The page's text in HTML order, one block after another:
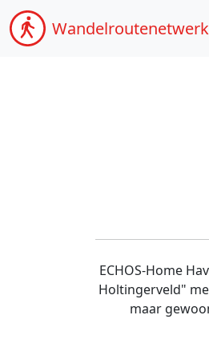
Wandelroutenetwerk
ECHOS-Home
Holtingerveld"
maar